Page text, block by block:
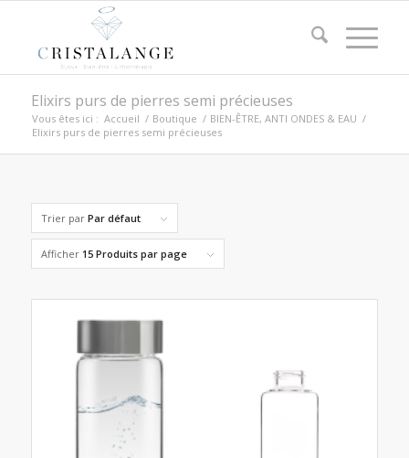
Elixirs purs de pierres semi précieuses
Vous êtes ici : Accueil / Boutique / BIEN-ÊTRE, ANTI ONDES & EAU /
Elixirs purs de pierres semi précieuses
Trier par Par défaut
Afficher 15 Produits par page